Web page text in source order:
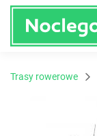
Trasy rowerowe